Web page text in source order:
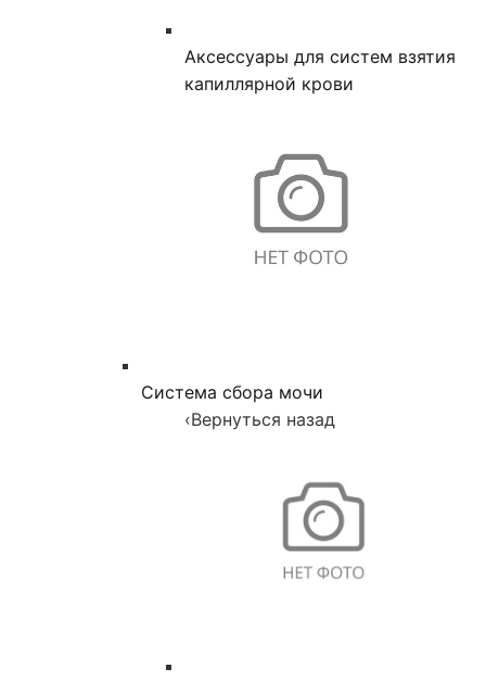
Аксессуары для систем взятия
капиллярной крови
Система сбора мочи
‹Вернуться назад